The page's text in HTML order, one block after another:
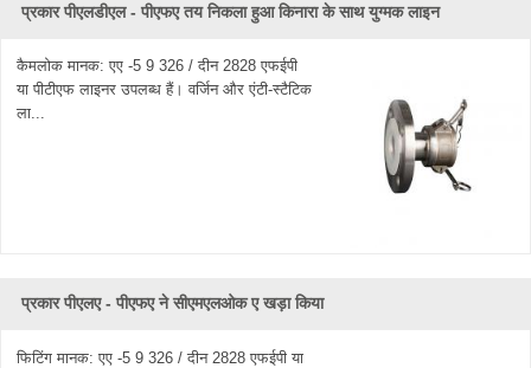
प्रकार पीएलडीएल - पीएफए ​​तय निकला हुआ किनारा के साथ युग्मक लाइन
कैमलोक मानक: एए -5 9 326 / दीन 2828 एफईपी
या पीटीएफ लाइनर उपलब्ध हैं। वर्जिन और एंटी-स्टैटिक
ला...
प्रकार पीएलए - पीएफए ​​ने सीएमएलओक ए खड़ा किया
फिटिंग मानक: एए -5 9 326 / दीन 2828 एफईपी या